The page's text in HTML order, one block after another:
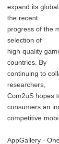
expand its
the recent
progress of the
selection of
high-quality
countries. By
continuing to
researchers,
Com2uS hopes
consumers an
competitive
AppGallery -